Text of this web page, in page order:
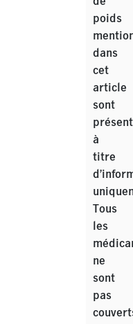
poids
dans
cet
article
sont
à
titre
Tous
les
ne
sont
pas